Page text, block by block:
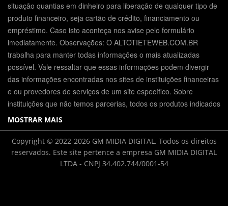
situação quantias em dinheiro para liberação de qualquer tipo de
produto financeiro, seja cartão de crédito, financiamento ou
empréstimo. Caso isto aconteça nos avise pelo formulário
imediatamente. Observações: O ALTOTIETEWEB.COM.BR
trabalha para manter todas informações o mais atualizadas
possível. Vale ressaltar que essas informações podem divergir
das informações encontradas nos sites de instituições financeiras
e ou provedores de serviços de um site específico. Sobre
instituições que não temos parcerias, todos os produtos indicados
MOSTRAR MAIS
Copyright © 2022-2026 GM MIDIA DIGITAL. Todos os direitos
reservados. Este site pertence a empresa GM MIDIA DIGITAL
LTDA - CNPJ 34.402.744/0001-54